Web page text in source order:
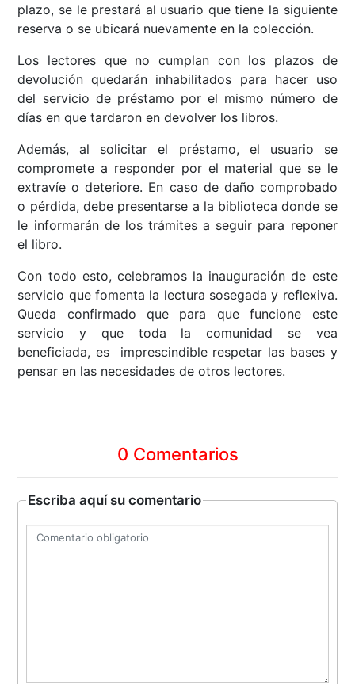
plazo, se le prestará al usuario que tiene la siguiente
reserva o se ubicará nuevamente en la colección.
Los lectores que no cumplan con los plazos de
devolución quedarán inhabilitados para hacer uso
del servicio de préstamo por el mismo número de
días en que tardaron en devolver los libros.
Además, al solicitar el préstamo, el usuario se
compromete a responder por el material que se le
extravíe o deteriore. En caso de daño comprobado
o pérdida, debe presentarse a la biblioteca donde se
le informarán de los trámites a seguir para reponer
el libro.
Con todo esto, celebramos la inauguración de este
servicio que fomenta la lectura sosegada y reflexiva.
Queda confirmado que para que funcione este
servicio y que toda la comunidad se vea
beneficiada, es imprescindible respetar las bases y
pensar en las necesidades de otros lectores.
0 Comentarios
Escriba aquí su comentario